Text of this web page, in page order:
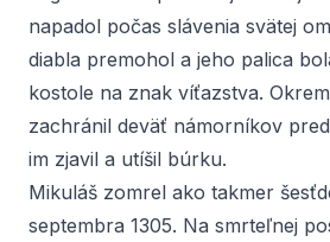
napadol počas slávenia svätej
diabla premohol a jeho palica
kostole na znak víťazstva.
zachránil deväť námorníkov
im zjavil a utíšil búrku.
Mikuláš zomrel ako takmer
septembra 1305. Na smrteľnej